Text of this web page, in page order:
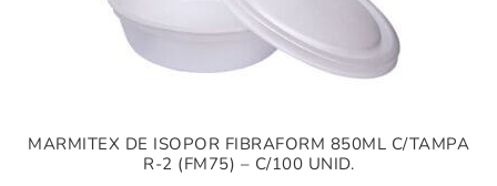
MARMITEX DE ISOPOR FIBRAFORM 850ML C/TAMPA
R-2 (FM75) – C/100 UNID.